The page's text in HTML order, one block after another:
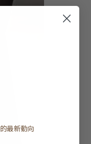
的最新動向